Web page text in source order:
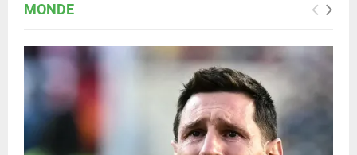
MONDE